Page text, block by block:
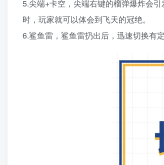
5.尖端+卡空，尖端右键的榴弹爆炸会
时，玩家就可以体会到飞天的冠绝。
6.鲨鱼雷，鲨鱼雷扔出后，迅速切换有